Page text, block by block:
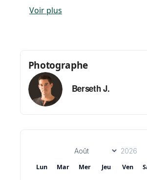
Livraison de 150+ photos
par drone.
Galerie en ligne privée
des photos.
Voir plus
Photographe
Berseth J.
Lun Mar Mer Jeu Ven